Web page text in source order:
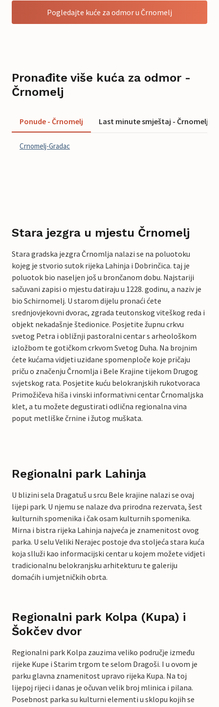
Pogledajte kuće za odmor u Črnomelj
Pronađite više kuća za odmor -
Črnomelj
Ponude - Črnomelj Last minute smještaj - Črnomelj
Crnomelj-Gradac
Stara jezgra u mjestu Črnomelj
Stara gradska jezgra Črnomlja nalazi se na poluotoku
kojeg je stvorio sutok rijeka Lahinja i Dobrinčica. taj je
poluotok bio naseljen još u brončanom dobu. Najstariji
sačuvani zapisi o mjestu datiraju u 1228. godinu, a naziv je
bio Schirnomelj. U starom dijelu pronaći ćete
srednjovjekovni dvorac, zgrada teutonskog viteškog reda i
objekt nekadašnje štedionice. Posjetite župnu crkvu
svetog Petra i obližnji pastoralni centar s arheološkom
izložbom te gotičkom crkvom Svetog Duha. Na brojnim
ćete kućama vidjeti uzidane spomenploče koje pričaju
priču o značenju Črnomlja i Bele Krajine tijekom Drugog
svjetskog rata. Posjetite kuću belokranjskih rukotvoraca
Primožičeva hiša i vinski informativni centar Črnomaljska
klet, a tu možete degustirati odlična regionalna vina
poput metliške črnine i žutog muškata.
Regionalni park Lahinja
U blizini sela Dragatuš u srcu Bele krajine nalazi se ovaj
lijepi park. U njemu se nalaze dva prirodna rezervata, šest
kulturnih spomenika i čak osam kulturnih spomenika.
Mirna i bistra rijeka Lahinja najveća je znamenitost ovog
parka. U selu Veliki Nerajec postoje dva stoljeća stara kuća
koja slluži kao informacijski centar u kojem možete vidjeti
tradicionalnu belokranjsku arhitekturu te galeriju
domaćih i umjetničkih obrta.
Regionalni park Kolpa (Kupa) i
Šokčev dvor
Regionalni park Kolpa zauzima veliko područje između
rijeke Kupe i Starim trgom te selom Dragoši. I u ovom je
parku glavna znamenitost upravo rijeka Kupa. Na toj
lijepoj rijeci i danas je očuvan velik broj mlinica i pilana.
Posebnost parka su kulturni elementi u sklopu kojih se